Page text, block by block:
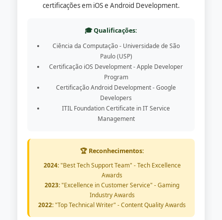
certificações em iOS e Android Development.
🎓 Qualificações:
Ciência da Computação - Universidade de São
Paulo (USP)
Certificação iOS Development - Apple Developer
Program
Certificação Android Development - Google
Developers
ITIL Foundation Certificate in IT Service
Management
🏆 Reconhecimentos:
2024:"Best Tech Support Team" - Tech Excellence
Awards
2023:"Excellence in Customer Service" - Gaming
Industry Awards
2022:"Top Technical Writer" - Content Quality Awards